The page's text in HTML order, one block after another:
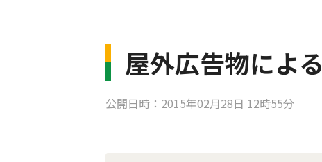
屋外広告物によ
公開日時：2015年02月28日 12時55分